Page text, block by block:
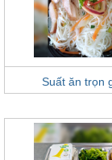
Suất ăn trọn